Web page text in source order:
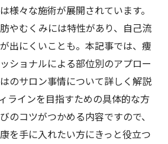
様々な施術が展開されています。
やむくみには特性があり、自己流
出にくいことも。本記事では、痩
ショナルによる部位別のアプロー
のサロン事情について詳しく解説
ラインを目指すための具体的な方
のコツがつかめる内容ですので、
を手に入れたい方にきっと役立つ